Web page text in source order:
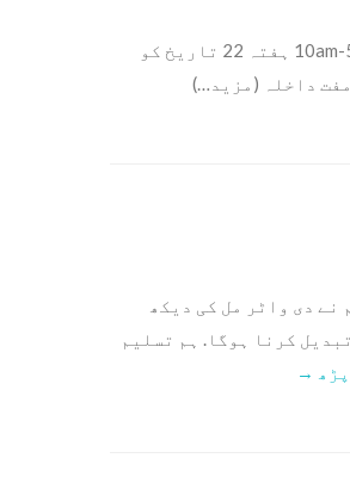
ہفتہ 4th & اتوار 5 جولائی 2026 بائیو اسپیئر فیسٹیول منانے والے سمر ویک اینڈ ~ 10am-5pm ہفتہ 22 تاریخ کو
نے دی واٹر مل کی دیکھ
لیکن ہمیں تبدیل کرنا ہوگا. ہم تسلیم
→